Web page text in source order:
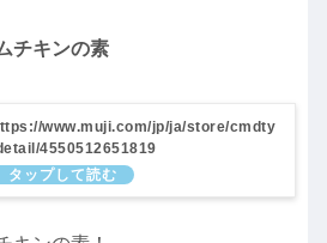
チキンの素
www.muji.com/jp/ja/store/cmdty
4550512651819